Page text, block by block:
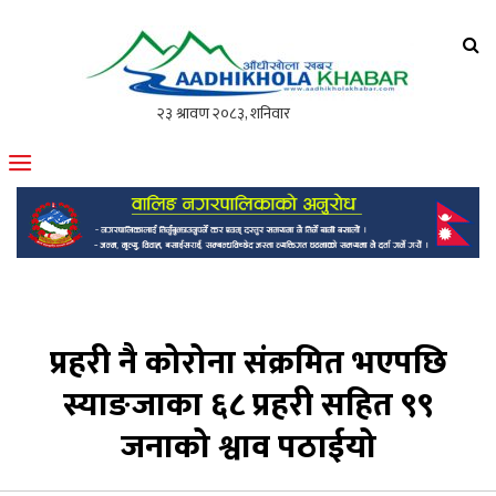
मोफसलकै लोकप्रिय अनलाइन पत्रिका
प्रहरी नै कोरोना संक्रमित भएपछि
स्याङजाका ६८ प्रहरी सहित ९९
जनाको श्वाव पठाईयो